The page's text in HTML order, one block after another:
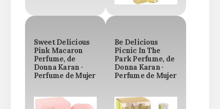
Sweet Delicious
Pink Macaron
Perfume, de
Donna Karan ·
Perfume de Mujer
Be Delicious
Picnic In The
Park Perfume, de
Donna Karan ·
Perfume de Mujer